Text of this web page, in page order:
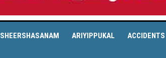
SHEERSHASANAM ARIYIPPUKAL ACCIDENTS